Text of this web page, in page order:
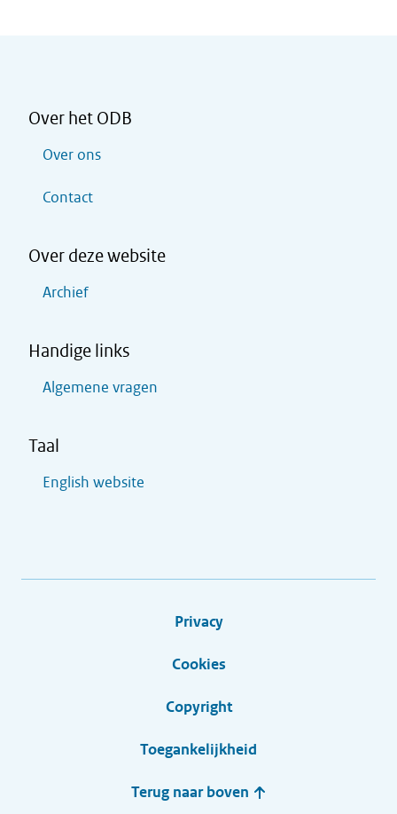
Over het ODB
Over ons
Contact
Over deze website
Archief
Handige links
Algemene vragen
Taal
English website
Privacy
Cookies
Copyright
Toegankelijkheid
Terug naar boven